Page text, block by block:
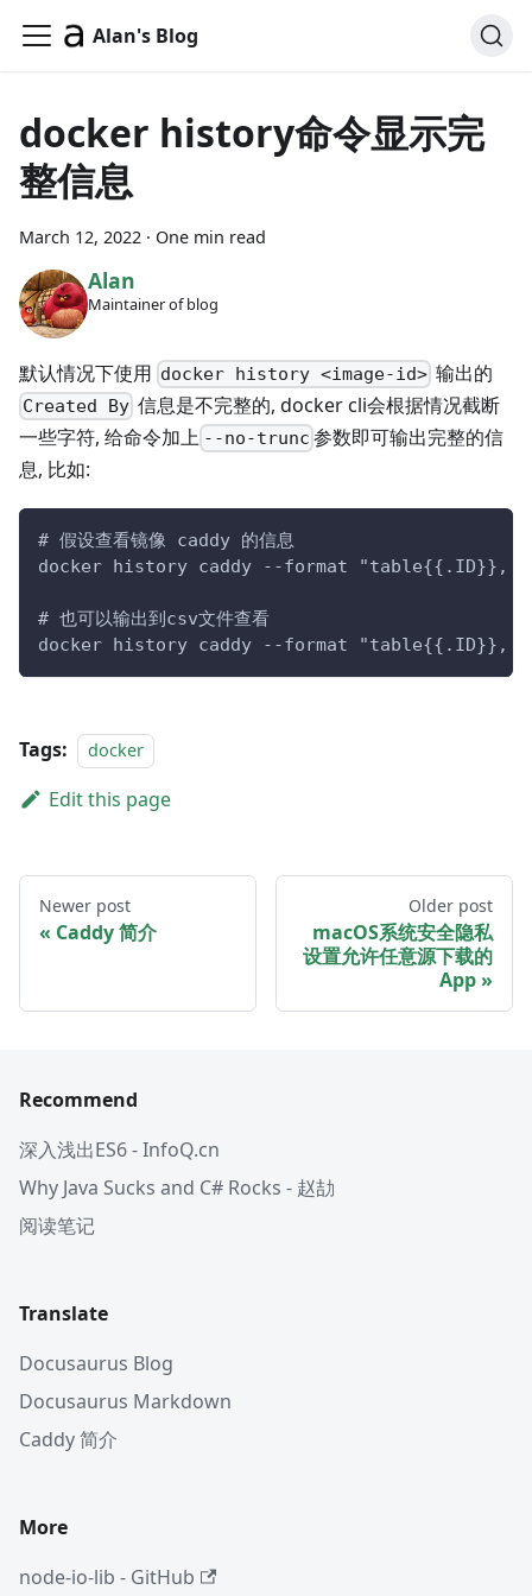
Alan's Blog
docker history命令显示完
整信息
March 12, 2022 · One min read
Alan
Maintainer of blog
默认情况下使用 docker history <image-id> 输出的
Created By 信息是不完整的, docker cli会根据情况截断
一些字符, 给命令加上 --no-trunc 参数即可输出完整的信
息, 比如:
# 假设查看镜像 caddy 的信息
docker history caddy --format "table{{.ID}},
# 也可以输出到csv文件查看
docker history caddy --format "table{{.ID}},
Tags: docker
Edit this page
Newer post
Caddy 简介
Older post
macOS系统安全隐私
设置允许任意源下载的
App
Recommend
深入浅出ES6 - InfoQ.cn
Why Java Sucks and C# Rocks - 赵劼
阅读笔记
Translate
Docusaurus Blog
Docusaurus Markdown
Caddy 简介
More
node-io-lib - GitHub